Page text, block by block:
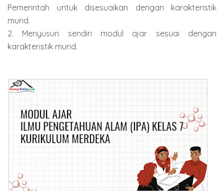
Pemerintah untuk disesuaikan dengan karakteristik
murid.
2. Menyusun sendiri modul ajar sesuai dengan
karakteristik murid.